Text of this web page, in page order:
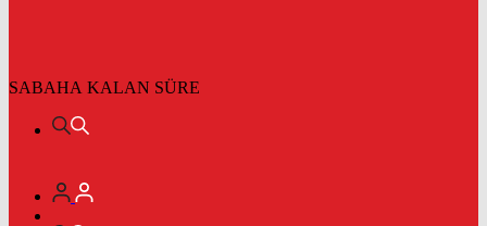
SABAHA KALAN SÜRE